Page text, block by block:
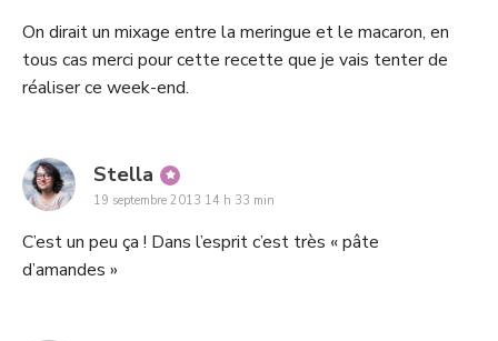
On dirait un mixage entre la meringue et le macaron, en
tous cas merci pour cette recette que je vais tenter de
réaliser ce week-end.
Stella says:
19 septembre 2013 14 h 33 min
C’est un peu ça ! Dans l’esprit c’est très « pâte
d’amandes »